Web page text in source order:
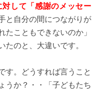
して「感謝のメッセー
と自分の間につながりが
こともできないのか」
のと、大違いです。
す。どうすれば言うこと
うか？・・「子どもたち